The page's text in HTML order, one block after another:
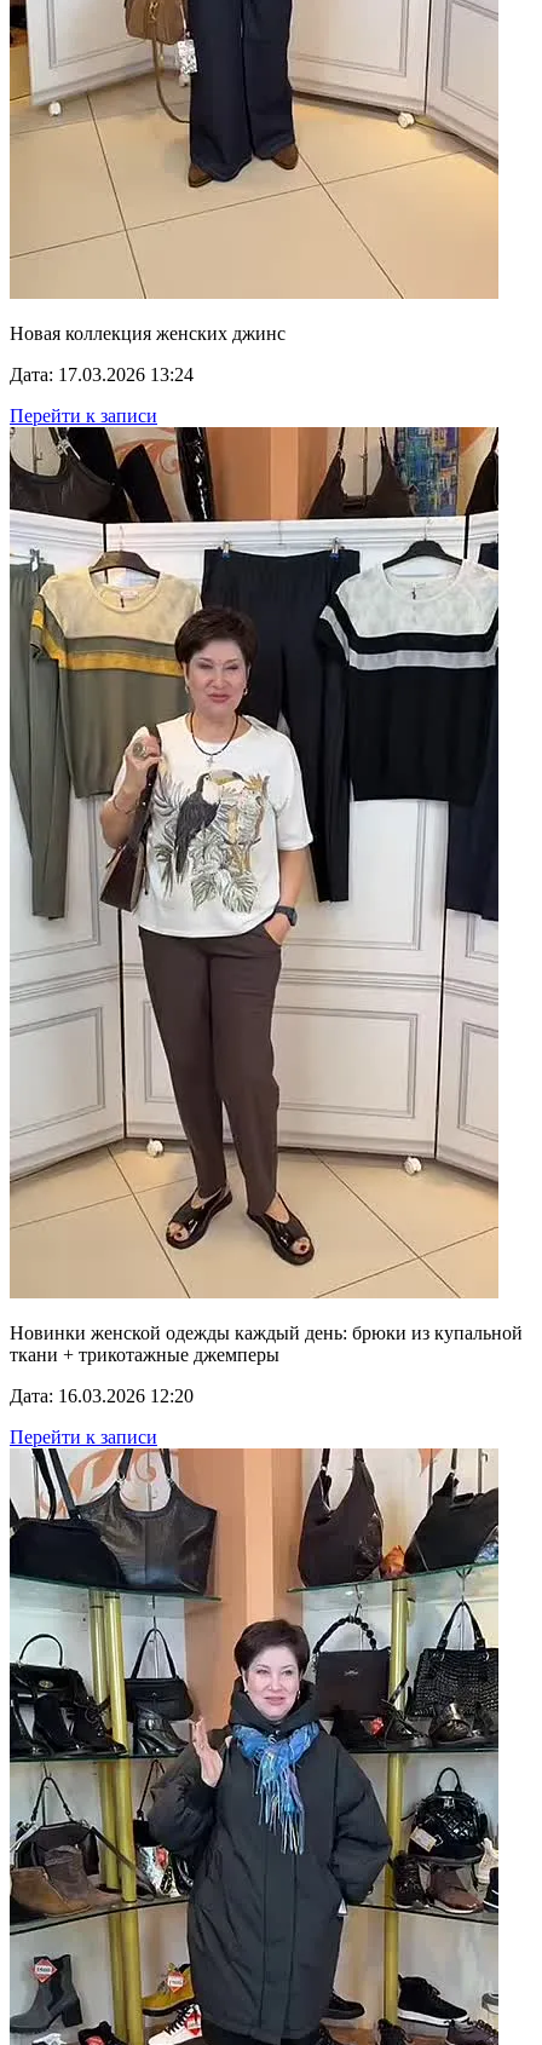
Новая коллекция женских джинс
Дата: 17.03.2026 13:24
Перейти к записи
Новинки женской одежды каждый день: брюки из купальной
ткани + трикотажные джемперы
Дата: 16.03.2026 12:20
Перейти к записи